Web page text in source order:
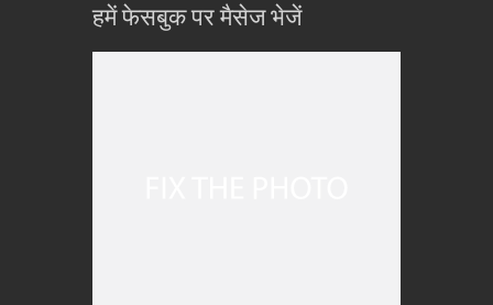
हमें फेसबुक पर मैसेज भेजें